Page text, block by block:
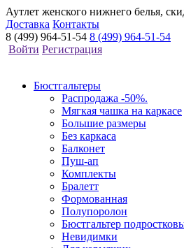
Аутлет женского нижнего белья,
Доставка Контакты
8 (499) 964-51-54 8 (499) 964-51-54
Войти Регистрация
Бюстгальтеры
Распродажа -50%.
Мягкая чашка на каркасе
Большие размеры
Без каркаса
Балконет
Пуш-ап
Комплекты
Бралетт
Формованная
Полупоролон
Бюстгальтер
Невидимки